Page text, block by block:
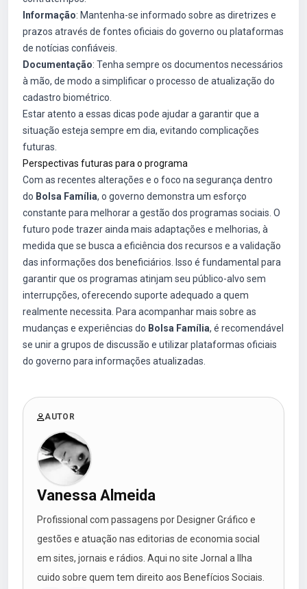
Informação: Mantenha-se informado sobre as diretrizes e
prazos através de fontes oficiais do governo ou plataformas
de notícias confiáveis.
Documentação: Tenha sempre os documentos necessários
à mão, de modo a simplificar o processo de atualização do
cadastro biométrico.
Estar atento a essas dicas pode ajudar a garantir que a
situação esteja sempre em dia, evitando complicações
futuras.
Perspectivas futuras para o programa
Com as recentes alterações e o foco na segurança dentro
do Bolsa Família, o governo demonstra um esforço
constante para melhorar a gestão dos programas sociais. O
futuro pode trazer ainda mais adaptações e melhorias, à
medida que se busca a eficiência dos recursos e a validação
das informações dos beneficiários. Isso é fundamental para
garantir que os programas atinjam seu público-alvo sem
interrupções, oferecendo suporte adequado a quem
realmente necessita. Para acompanhar mais sobre as
mudanças e experiências do Bolsa Família, é recomendável
se unir a grupos de discussão e utilizar plataformas oficiais
do governo para informações atualizadas.
AUTOR
Vanessa Almeida
Profissional com passagens por Designer Gráfico e
gestões e atuação nas editorias de economia social
em sites, jornais e rádios. Aqui no site Jornal a Ilha
cuido sobre quem tem direito aos Benefícios Sociais.